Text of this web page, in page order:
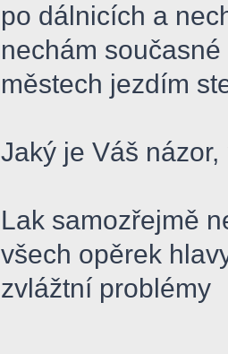
po dálnicích a
nechám
městech jezdím
Jaký je Váš
Lak samozřejmě
všech opěrek
zvlážtní problémy